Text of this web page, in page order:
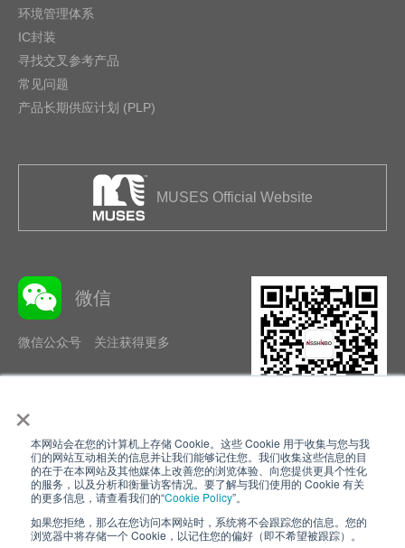
×
本网站会在您的计算机上存储 Cookie。这些 Cookie 用于收集与您与我
们的网站互动相关的信息并让我们能够记住您。我们收集这些信息的目
的在于在本网站及其他媒体上改善您的浏览体验、向您提供更具个性化
的服务，以及分析和衡量访客情况。要了解与我们使用的 Cookie 有关
的更多信息，请查看我们的“Cookie Policy”。
如果您拒绝，那么在您访问本网站时，系统将不会跟踪您的信息。您的
浏览器中将存储一个 Cookie，以记住您的偏好（即不希望被跟踪）。
环境管理体系
IC封装
寻找交叉参考产品
常见问题
产品长期供应计划 (PLP)
MUSES Official Website
微信
微信公众号 关注获得更多
隐私政策 使用条款
Cookie Policy 网站地图
Nisshinbo Holdings Inc.